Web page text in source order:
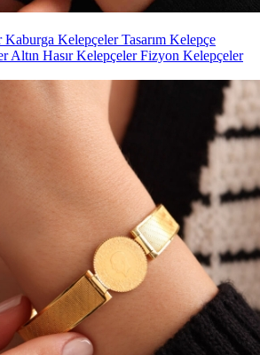
Kaburga KelepçelerTasarım Kelepçe
Altın Hasır KelepçelerFizyon Kelepçeler